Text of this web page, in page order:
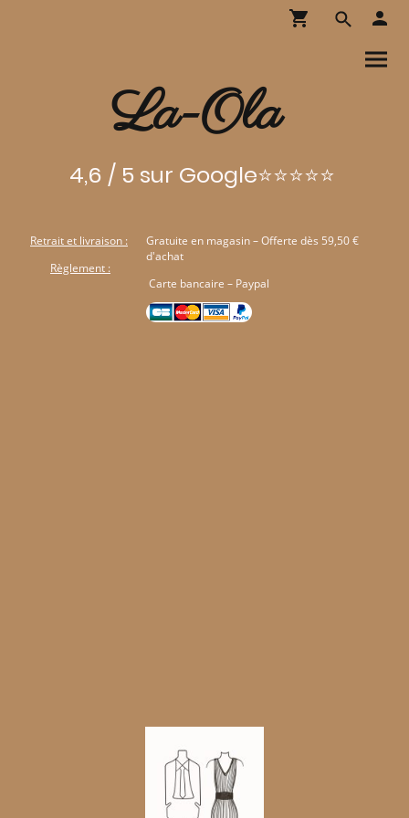
La-Ola
4,6 / 5 sur Google⭐⭐⭐⭐⭐
Retrait et livraison :
Règlement :
Gratuite en magasin – Offerte dès 59,50 €
d'achat
Carte bancaire – Paypal